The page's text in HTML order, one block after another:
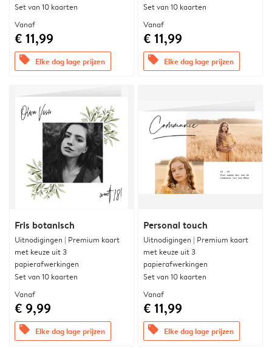
Set van 10 kaarten
Vanaf
€ 11,99
offers Elke dag lage prijzen
Set van 10 kaarten
Vanaf
€ 11,99
offers Elke dag lage prijzen
Fris botanisch
Uitnodigingen | Premium kaart
met keuze uit 3
papierafwerkingen
Set van 10 kaarten
Vanaf
€ 9,99
offers Elke dag lage prijzen
Personal touch
Uitnodigingen | Premium kaart
met keuze uit 3
papierafwerkingen
Set van 10 kaarten
Vanaf
€ 11,99
offers Elke dag lage prijzen